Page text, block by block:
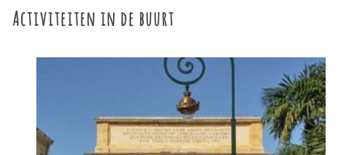
Activiteiten in de buurt